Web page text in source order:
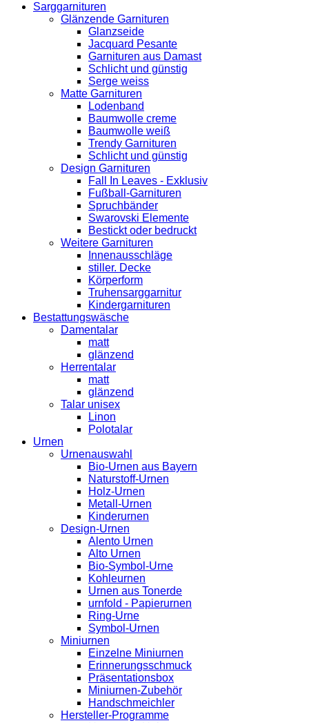
Sarggarnituren
Glänzende Garnituren
Glanzseide
Jacquard Pesante
Garnituren aus Damast
Schlicht und günstig
Serge weiss
Matte Garnituren
Lodenband
Baumwolle creme
Baumwolle weiß
Trendy Garnituren
Schlicht und günstig
Design Garnituren
Fall In Leaves - Exklusiv
Fußball-Garnituren
Spruchbänder
Swarovski Elemente
Bestickt oder bedruckt
Weitere Garnituren
Innenausschläge
stiller. Decke
Körperform
Truhensarggarnitur
Kindergarnituren
Bestattungswäsche
Damentalar
matt
glänzend
Herrentalar
matt
glänzend
Talar unisex
Linon
Polotalar
Urnen
Urnenauswahl
Bio-Urnen aus Bayern
Naturstoff-Urnen
Holz-Urnen
Metall-Urnen
Kinderurnen
Design-Urnen
Alento Urnen
Alto Urnen
Bio-Symbol-Urne
Kohleurnen
Urnen aus Tonerde
urnfold - Papierurnen
Ring-Urne
Symbol-Urnen
Miniurnen
Einzelne Miniurnen
Erinnerungsschmuck
Präsentationsbox
Miniurnen-Zubehör
Handschmeichler
Hersteller-Programme